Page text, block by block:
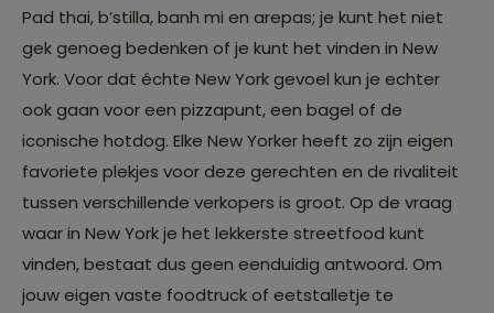
Pad thai, b’stilla, banh mi en arepas; je kunt het niet
gek genoeg bedenken of je kunt het vinden in New
York. Voor dat échte New York gevoel kun je echter
ook gaan voor een pizzapunt, een bagel of de
iconische hotdog. Elke New Yorker heeft zo zijn eigen
favoriete plekjes voor deze gerechten en de rivaliteit
tussen verschillende verkopers is groot. Op de vraag
waar in New York je het lekkerste streetfood kunt
vinden, bestaat dus geen eenduidig antwoord. Om
jouw eigen vaste foodtruck of eetstalletje te